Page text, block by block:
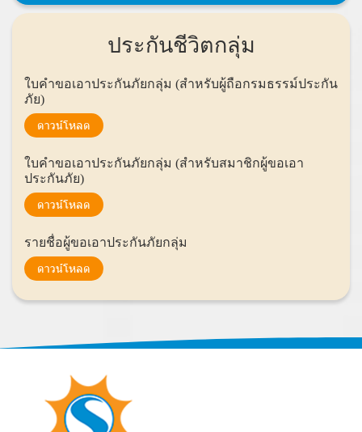
ประกันชีวิตกลุ่ม
ใบคำขอเอาประกันภัยกลุ่ม (สำหรับผู้ถือกรมธรรม์ประกัน
ภัย)
ดาวน์โหลด
ใบคำขอเอาประกันภัยกลุ่ม (สำหรับสมาชิกผู้ขอเอา
ประกันภัย)
ดาวน์โหลด
รายชื่อผู้ขอเอาประกันภัยกลุ่ม
ดาวน์โหลด